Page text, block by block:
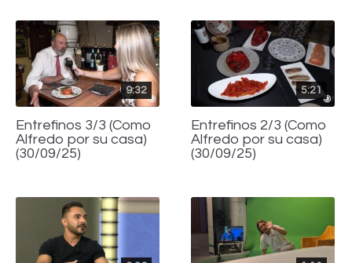
9:32
Entrefinos 3/3 (Como
Alfredo por su casa)
(30/09/25)
5:21
Entrefinos 2/3 (Como
Alfredo por su casa)
(30/09/25)